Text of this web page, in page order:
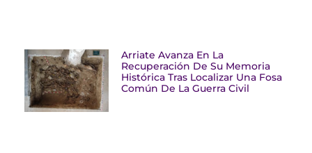
Arriate Avanza En La
Recuperación De Su Memoria
Histórica Tras Localizar Una Fosa
Común De La Guerra Civil